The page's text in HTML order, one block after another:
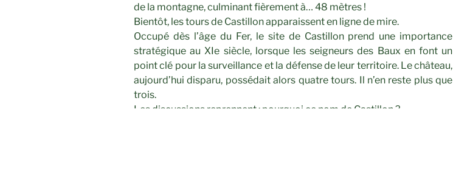
de la montagne, culminant fièrement à… 48 mètres !
Bientôt, les tours de Castillon apparaissent en ligne de mire.
Occupé dès l’âge du Fer, le site de Castillon prend une importance
stratégique au XIe siècle, lorsque les seigneurs des Baux en font un
point clé pour la surveillance et la défense de leur territoire. Le château,
aujourd’hui disparu, possédait alors quatre tours. Il n’en reste plus que
trois.
Les discussions reprennent : pourquoi ce nom de Castillon ?